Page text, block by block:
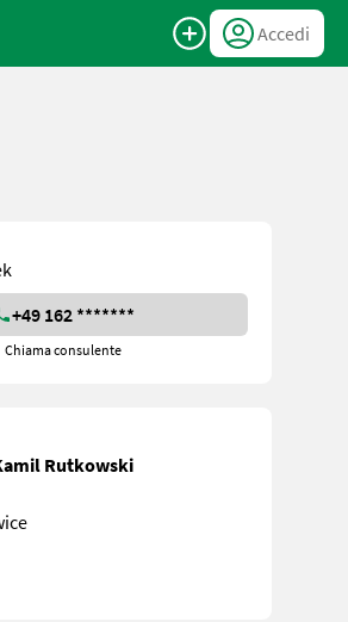
Accedi
+49 162 *******
Chiama consulente
Rutkowski